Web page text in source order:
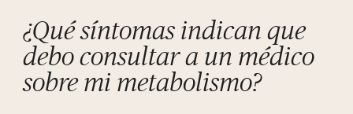
¿Qué síntomas indican que
debo consultar a un médico
sobre mi metabolismo?